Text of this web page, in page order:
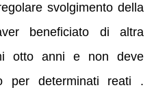
svolgimento della
beneficiato di altra
otto anni e non deve
per determinati reati .